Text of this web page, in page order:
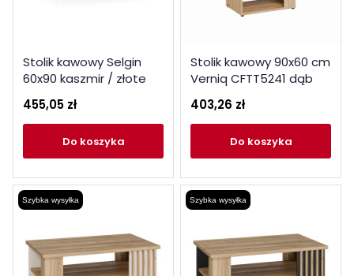
Stolik kawowy Selgin
60x90 kaszmir / złote
455,05 zł
do koszyka
Stolik kawowy 90x60 cm
Verniq CFTT5241 dąb
403,26 zł
do koszyka
Szybka wysyłka Szybka wysyłka